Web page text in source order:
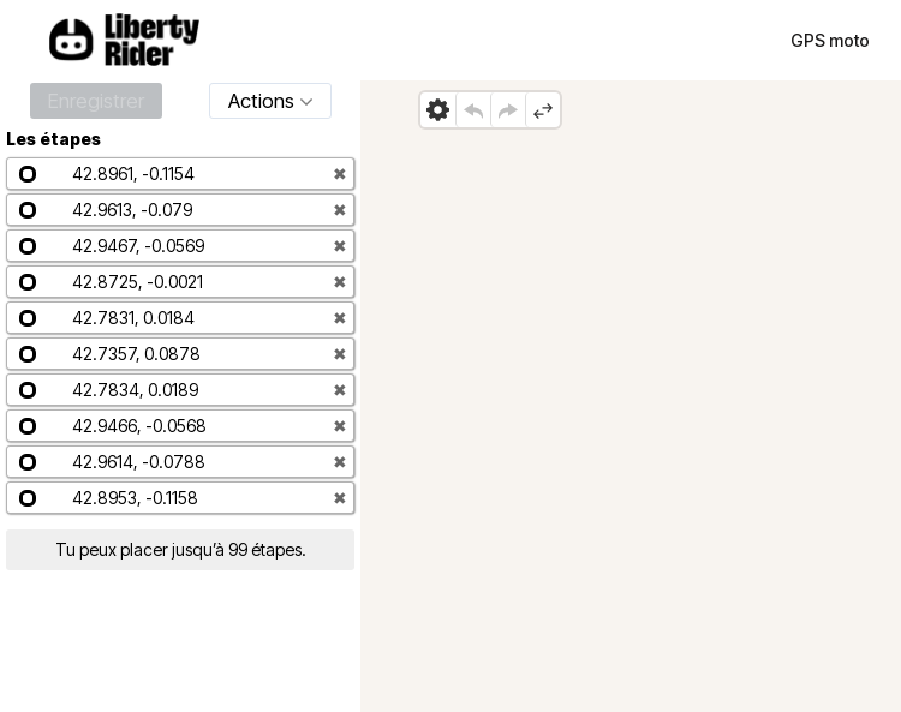
GPS moto
Actions
Les étapes
42.8961, -0.1154
✖
42.9613, -0.079
✖
42.9467, -0.0569
✖
42.8725, -0.0021
✖
42.7831, 0.0184
✖
42.7357, 0.0878
✖
42.7834, 0.0189
✖
42.9466, -0.0568
✖
42.9614, -0.0788
✖
42.8953, -0.1158
✖
Tu peux placer jusqu’à 99 étapes.